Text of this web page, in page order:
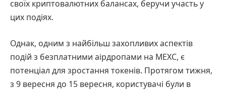
своїх криптовалютних балансах, беручи участь у
цих подіях.
Однак, одним з найбільш захопливих аспектів
подій з безплатними аірдропами на MEXC, є
потенціал для зростання токенів. Протягом тижня,
з 9 вересня до 15 вересня, користувачі були в